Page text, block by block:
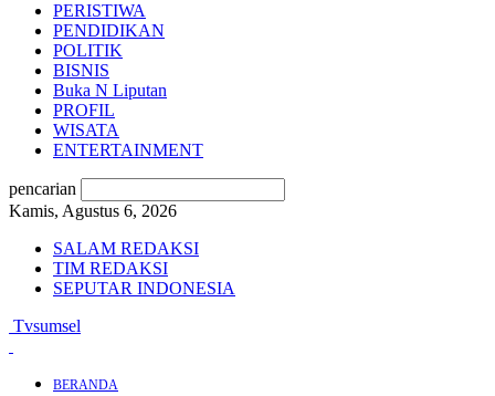
PERISTIWA
PENDIDIKAN
POLITIK
BISNIS
Buka N Liputan
PROFIL
WISATA
ENTERTAINMENT
pencarian
Kamis, Agustus 6, 2026
SALAM REDAKSI
TIM REDAKSI
SEPUTAR INDONESIA
Tvsumsel
BERANDA